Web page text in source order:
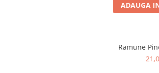
ADAUGA
Ramune